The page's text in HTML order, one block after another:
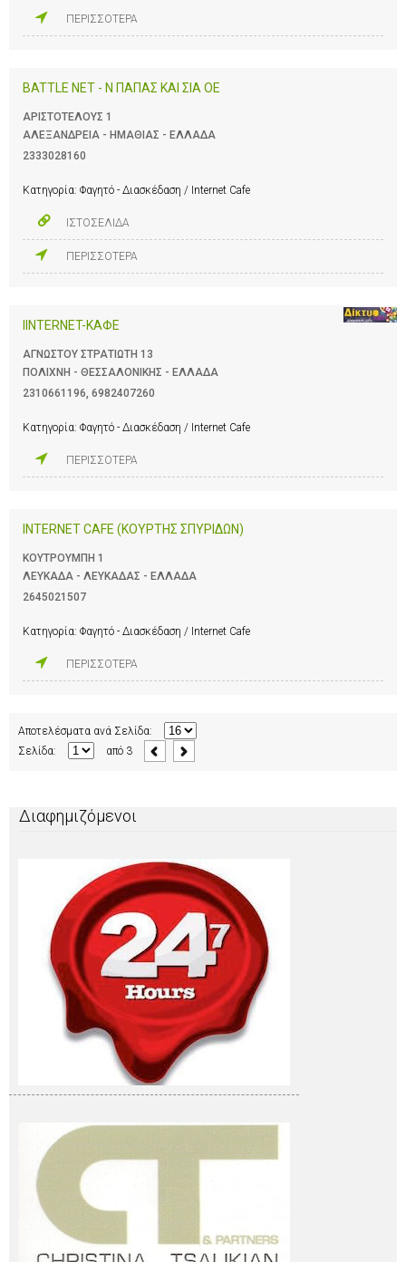
ΠΕΡΙΣΣΟΤΕΡΑ
BATTLE NET - Ν ΠΑΠΑΣ ΚΑΙ ΣΙΑ ΟΕ
ΑΡΙΣΤΟΤΕΛΟΥΣ 1
ΑΛΕΞΑΝΔΡΕΙΑ - ΗΜΑΘΙΑΣ - ΕΛΛΑΔΑ
2333028160
Κατηγορία: Φαγητό - Διασκέδαση / Internet Cafe
ΙΣΤΟΣΕΛΙΔΑ
ΠΕΡΙΣΣΟΤΕΡΑ
ΙINTERNET-ΚΑΦΕ
ΑΓΝΩΣΤΟΥ ΣΤΡΑΤΙΩΤΗ 13
ΠΟΛΙΧΝΗ - ΘΕΣΣΑΛΟΝΙΚΗΣ - ΕΛΛΑΔΑ
2310661196 6982407260
Κατηγορία: Φαγητό - Διασκέδαση / Internet Cafe
ΠΕΡΙΣΣΟΤΕΡΑ
INTERNET CAFE (ΚΟΥΡΤΗΣ ΣΠΥΡΙΔΩΝ)
ΚΟΥΤΡΟΥΜΠΗ 1
ΛΕΥΚΑΔΑ - ΛΕΥΚΑΔΑΣ - ΕΛΛΑΔΑ
2645021507
Κατηγορία: Φαγητό - Διασκέδαση / Internet Cafe
ΠΕΡΙΣΣΟΤΕΡΑ
Αποτελέσματα ανά Σελίδα:
Σελίδα:
από 3
Διαφημιζόμενοι